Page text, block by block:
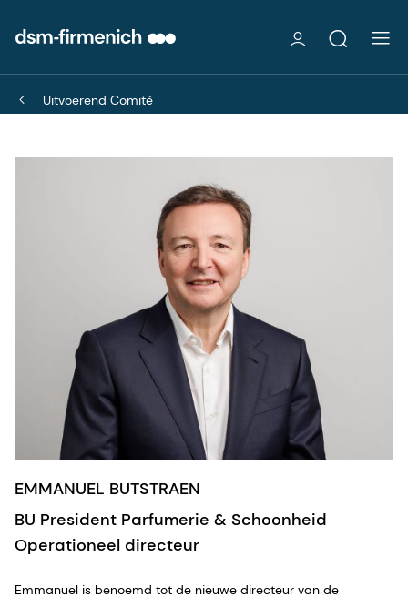
Uitvoerend Comité
EMMANUEL BUTSTRAEN
BU President Parfumerie & Schoonheid
Operationeel directeur
Emmanuel is benoemd tot de nieuwe directeur van de